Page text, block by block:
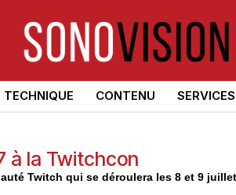
TECHNIQUE CONTENU SERVICES
à la Twitchcon
Twitch qui se déroulera les 8 et 9